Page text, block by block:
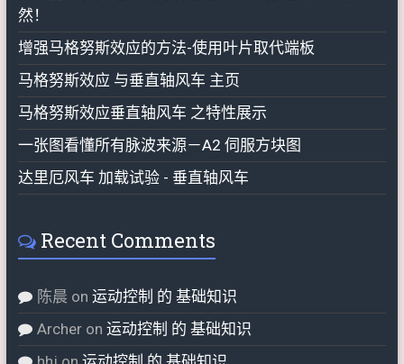
然！
增强马格努斯效应的方法-使用叶片取代端板
马格努斯效应 与垂直轴风车 主页
马格努斯效应垂直轴风车 之特性展示
一张图看懂所有脉波来源－A2 伺服方块图
达里厄风车 加载试验 - 垂直轴风车
Recent Comments
陈晨 on 运动控制 的 基础知识
Archeron 运动控制 的 基础知识